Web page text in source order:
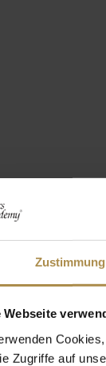
Zustimmung
Webseite
Zugriffe auf